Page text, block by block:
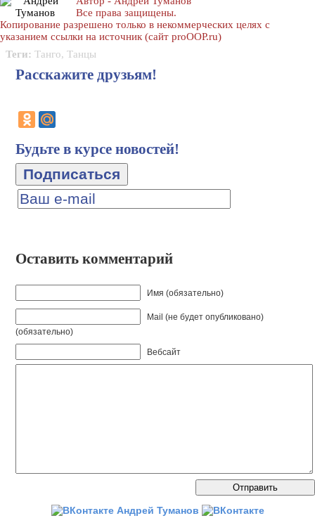
Все права защищены.
Копирование разрешено только в некоммерческих целях с
указанием ссылки на источник (сайт proOOP.ru)
Теги: Танго, Танцы
Расскажите друзьям!
Будьте в курсе новостей!
Оставить комментарий
Имя (обязательно)
Mail (не будет опубликовано)
(обязательно)
Вебсайт
Андрей Туманов